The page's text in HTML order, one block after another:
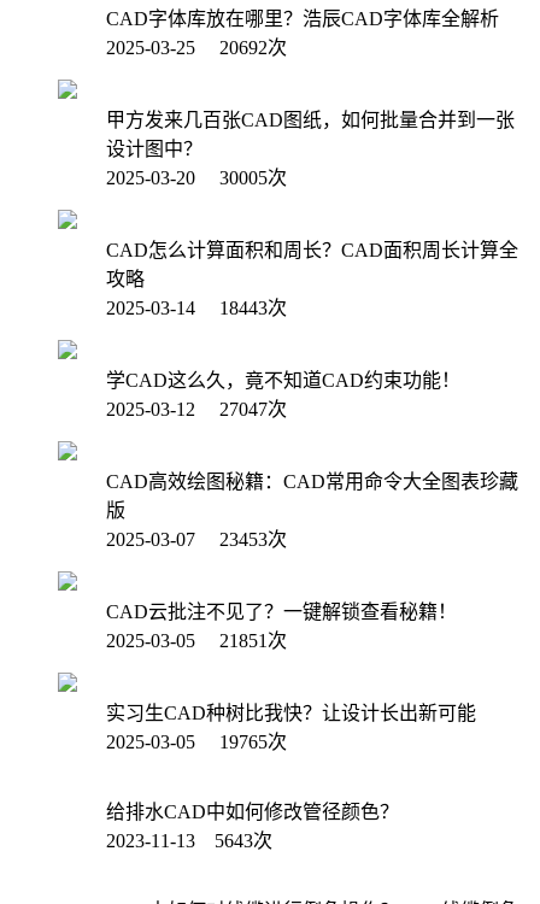
CAD字体库放在哪里？浩辰CAD字体库全解析
2025-03-25 20692次
甲方发来几百张CAD图纸，如何批量合并到一张
设计图中？
2025-03-20 30005次
CAD怎么计算面积和周长？CAD面积周长计算全
攻略
2025-03-14 18443次
学CAD这么久，竟不知道CAD约束功能！
2025-03-12 27047次
CAD高效绘图秘籍：CAD常用命令大全图表珍藏
版
2025-03-07 23453次
CAD云批注不见了？一键解锁查看秘籍！
2025-03-05 21851次
实习生CAD种树比我快？让设计长出新可能
2025-03-05 19765次
给排水CAD中如何修改管径颜色？
2023-11-13 5643次